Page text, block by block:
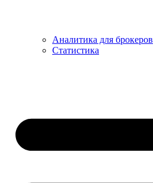
Аналитика для брокеров
Статистика